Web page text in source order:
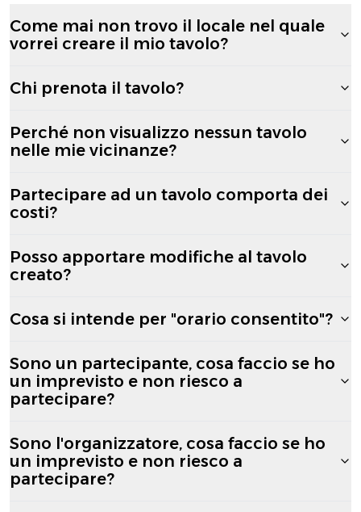
Come mai non trovo il locale nel quale
vorrei creare il mio tavolo?
Chi prenota il tavolo?
Perché non visualizzo nessun tavolo
nelle mie vicinanze?
Partecipare ad un tavolo comporta dei
costi?
Posso apportare modifiche al tavolo
creato?
Cosa si intende per "orario consentito"?
Sono un partecipante, cosa faccio se ho
un imprevisto e non riesco a
partecipare?
Sono l'organizzatore, cosa faccio se ho
un imprevisto e non riesco a
partecipare?